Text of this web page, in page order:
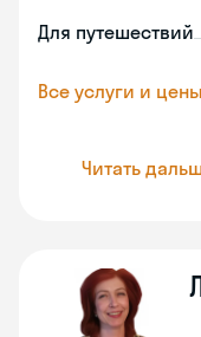
Для путешествий
Все услуги и
Читать